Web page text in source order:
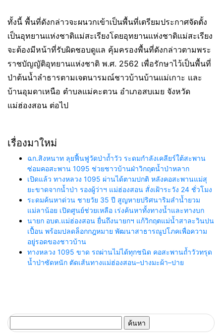
ทั้งนี้ พื้นที่ดังกล่าวจะผนวกเข้าเป็นพื้นที่เตรียมประกาศจัดตั้ง
เป็นอุทยานแห่งชาติแม่สะเรียงโดยอุทยานแห่งชาติแม่สะเรียง
จะต้องมีหน้าที่รับผิดชอบดูแล คุ้มครองพื้นที่ดังกล่าวตามพระ
ราชบัญญัติอุทยานแห่งชาติ พ.ศ. 2562 เพื่อรักษาไว้เป็นพื้นที่
ป่าต้นน้ำลำธารตามเจตนารมณ์ชาวบ้านบ้านแม่เกาะ และ
บ้านอุมดาเหนือ ตำบลแม่คะตวน อำเภอสบเมย จังหวัด
แม่ฮ่องสอน ต่อไป
เรื่องมาใหม่
ฉก.สิงหนาท ลุยฟื้นฟูวัดป่าถ้ำวัว ระดมกำลังเคลียร์ใต้สะพาน
ซ่อมคอสะพาน 1095 ช่วยชาวบ้านฝ่าวิกฤตน้ำป่าหลาก
เปิดแล้ว ทางหลวง 1095 ผ่านได้ตามปกติ หลังคอสะพานแม่สุ
ยะขาดจากน้ำป่า รองผู้ว่าฯ แม่ฮ่องสอน สั่งเฝ้าระวัง 24 ชั่วโมง
ระดมค้นหาด่วน ชายวัย 35 ปี สูญหายปริศนาริมลำน้ำยวม
แม่ลาน้อย เปิดศูนย์ช่วยเหลือ เร่งค้นหาทั้งทางน้ำและทางบก
นายก อบต.แม่ฮ่องสอน ยื่นถึงนายกฯ แก้วิกฤตแม่น้ำสาละวินปน
เปื้อน พร้อมปลดล็อกกฎหมาย พัฒนาสาธารณูปโภคเพื่อความ
อยู่รอดของชาวบ้าน
ทางหลวง 1095 ขาด รถผ่านไม่ได้ทุกชนิด คอสะพานถ้ำวัวทรุด
น้ำป่าซัดหนัก ตัดเส้นทางแม่ฮ่องสอน–ปางมะผ้า–ปาย
สำหรับ: